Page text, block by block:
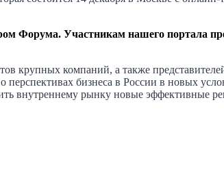
Участникам нашего портала
крупных компаний, а также
бизнеса в России в новых
внутреннему рынку новые эффективные